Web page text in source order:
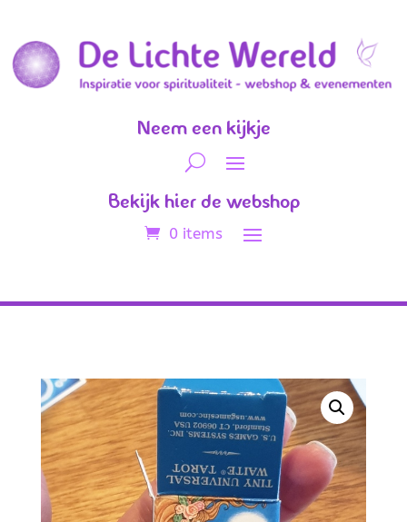
Neem een kijkje
Bekijk hier de webshop
0 items